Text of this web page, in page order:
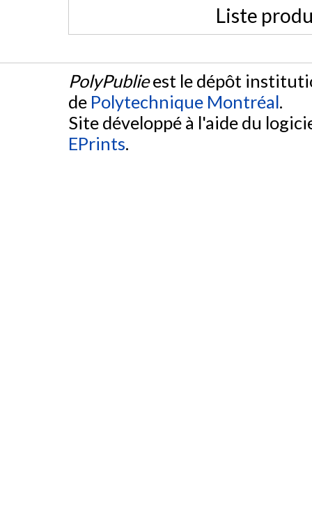
Liste
PolyPublieest le dépôt
de Polytechnique Montréal.
Site développé à l'aide du
EPrints.